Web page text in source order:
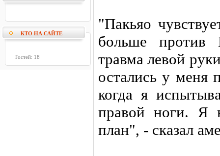
КТО НА САЙТЕ
Гостей: 18
"Пакьяо
больше против
травма левой
остались у меня
когда я
правой ноги. Я
план", - сказал